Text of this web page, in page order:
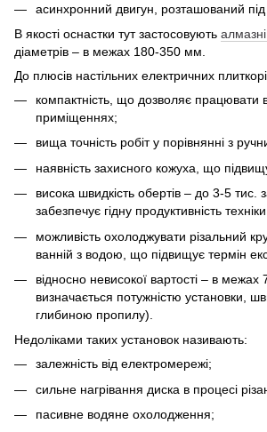
асинхронний двигун, розташований під
В якості оснастки тут застосовують
діаметрів – в межах 180-350 мм.
До плюсів настільних електричних
компактність, що дозволяє працювати
приміщеннях;
вища точність робіт у порівнянні з
наявність захисного кожуха, що
висока швидкість обертів – до 3-5 тис.
забезпечує гідну продуктивність
можливість охолоджувати різальний
ванній з водою, що підвищує термін
відносно невисокої вартості – в межах
визначається потужністю установки,
глибиною пропилу).
Недоліками таких установок називають:
залежність від електромережі;
сильне нагрівання диска в процесі
пасивне водяне охолодження;